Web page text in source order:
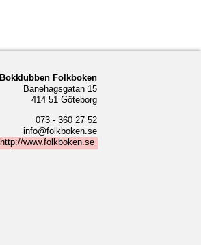
Bokklubben Folkboken
Banehagsgatan 15
414 51 Göteborg
073 - 360 27 52
info@folkboken.se
http://www.folkboken.se